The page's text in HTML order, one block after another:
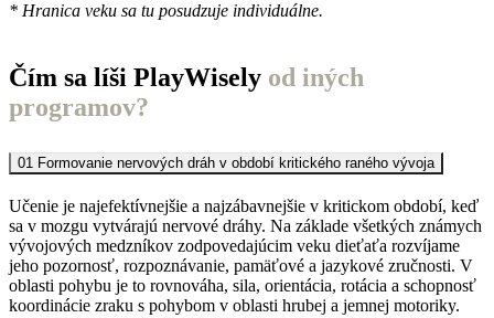
* Hranica veku sa tu posudzuje individuálne.
Čím sa líši PlayWisely od iných
programov?
01 Formovanie nervových dráh v období kritického raného vývoja
Učenie je najefektívnejšie a najzábavnejšie v kritickom období, keď
sa v mozgu vytvárajú nervové dráhy. Na základe všetkých známych
vývojových medzníkov zodpovedajúcim veku dieťaťa rozvíjame
jeho pozornosť, rozpoznávanie, pamäťové a jazykové zručnosti. V
oblasti pohybu je to rovnováha, sila, orientácia, rotácia a schopnosť
koordinácie zraku s pohybom v oblasti hrubej a jemnej motoriky.